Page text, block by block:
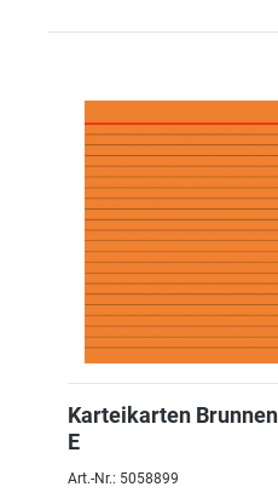
Karteikarten
E
Art.-Nr.: 5058899